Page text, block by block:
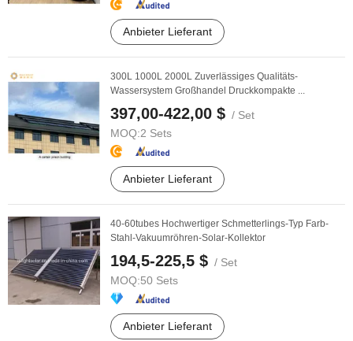
Anbieter Lieferant
300L 1000L 2000L Zuverlässiges Qualitäts-
Wassersystem Großhandel Druckkompakte ...
397,00-422,00 $ / Set
MOQ:2 Sets
Anbieter Lieferant
40-60tubes Hochwertiger Schmetterlings-Typ Farb-
Stahl-Vakuumröhren-Solar-Kollektor
194,5-225,5 $ / Set
MOQ:50 Sets
Anbieter Lieferant